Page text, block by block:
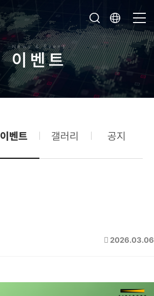
News & Event
이벤트
이벤트 갤러리 공지
2026.03.06